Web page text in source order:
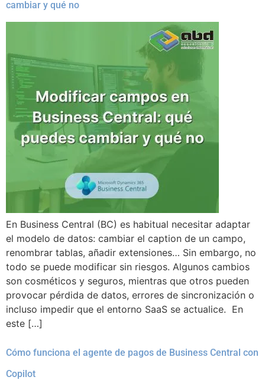
cambiar y qué no
En Business Central (BC) es habitual necesitar adaptar
el modelo de datos: cambiar el caption de un campo,
renombrar tablas, añadir extensiones… Sin embargo, no
todo se puede modificar sin riesgos. Algunos cambios
son cosméticos y seguros, mientras que otros pueden
provocar pérdida de datos, errores de sincronización o
incluso impedir que el entorno SaaS se actualice. En
este […]
Cómo funciona el agente de pagos de Business Central con
Copilot